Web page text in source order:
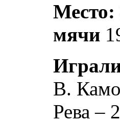
Место:
мячи
В.
Рева –